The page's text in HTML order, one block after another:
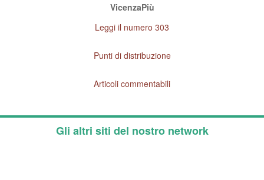
VicenzaPiù
Leggi il numero 303
Punti di distribuzione
Articoli commentabili
Gli altri siti del nostro network